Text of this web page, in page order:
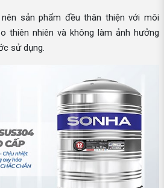
sản phẩm đều thân thiện với môi
thiên nhiên và không làm ảnh hưởng
sử dụng.